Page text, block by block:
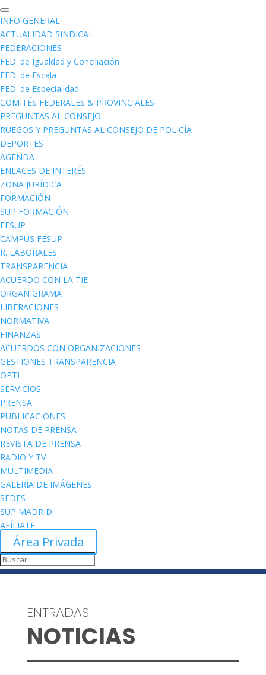
INFO GENERAL
ACTUALIDAD SINDICAL
FEDERACIONES
FED. de Igualdad y Conciliación
FED. de Escala
FED. de Especialidad
COMITÉS FEDERALES & PROVINCIALES
PREGUNTAS AL CONSEJO
RUEGOS Y PREGUNTAS AL CONSEJO DE POLICÍA
DEPORTES
AGENDA
ENLACES DE INTERÉS
ZONA JURÍDICA
FORMACIÓN
SUP FORMACIÓN
FESUP
CAMPUS FESUP
R. LABORALES
TRANSPARENCIA
ACUERDO CON LA TIE
ORGANIGRAMA
LIBERACIONES
NORMATIVA
FINANZAS
ACUERDOS CON ORGANIZACIONES
GESTIONES TRANSPARENCIA
OPTI
SERVICIOS
PRENSA
PUBLICACIONES
NOTAS DE PRENSA
REVISTA DE PRENSA
RADIO Y TV
MULTIMEDIA
GALERÍA DE IMÁGENES
SEDES
SUP MADRID
AFÍLIATE
Área Privada
ENTRADAS
NOTICIAS